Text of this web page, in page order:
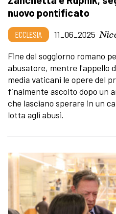
nuovo pontificato
ECCLESIA 11_06_2025
Fine del soggiorno romano
abusatore, mentre l'appello
media vaticani le opere del
finalmente ascolto dopo un
che lasciano sperare in un
lotta agli abusi.